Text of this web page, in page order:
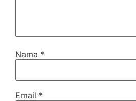
Nama *
Email *